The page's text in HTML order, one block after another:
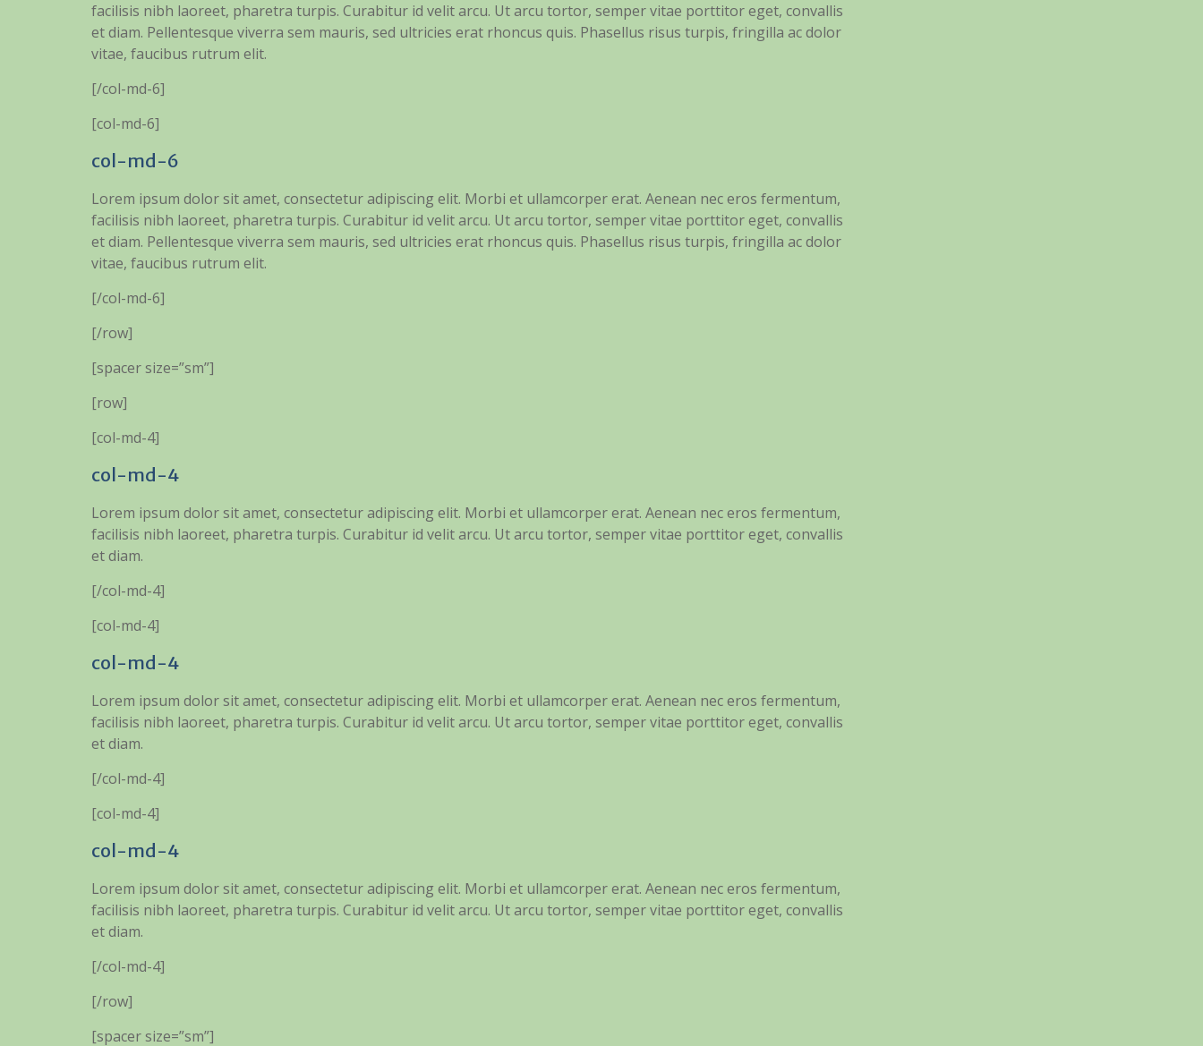
facilisis nibh laoreet, pharetra turpis. Curabitur id velit arcu. Ut arcu tortor, semper vitae porttitor eget, convallis
et diam. Pellentesque viverra sem mauris, sed ultricies erat rhoncus quis. Phasellus risus turpis, fringilla ac dolor
vitae, faucibus rutrum elit.
[/col-md-6]
[col-md-6]
col-md-6
Lorem ipsum dolor sit amet, consectetur adipiscing elit. Morbi et ullamcorper erat. Aenean nec eros fermentum,
facilisis nibh laoreet, pharetra turpis. Curabitur id velit arcu. Ut arcu tortor, semper vitae porttitor eget, convallis
et diam. Pellentesque viverra sem mauris, sed ultricies erat rhoncus quis. Phasellus risus turpis, fringilla ac dolor
vitae, faucibus rutrum elit.
[/col-md-6]
[/row]
[spacer size=”sm”]
[row]
[col-md-4]
col-md-4
Lorem ipsum dolor sit amet, consectetur adipiscing elit. Morbi et ullamcorper erat. Aenean nec eros fermentum,
facilisis nibh laoreet, pharetra turpis. Curabitur id velit arcu. Ut arcu tortor, semper vitae porttitor eget, convallis
et diam.
[/col-md-4]
[col-md-4]
col-md-4
Lorem ipsum dolor sit amet, consectetur adipiscing elit. Morbi et ullamcorper erat. Aenean nec eros fermentum,
facilisis nibh laoreet, pharetra turpis. Curabitur id velit arcu. Ut arcu tortor, semper vitae porttitor eget, convallis
et diam.
[/col-md-4]
[col-md-4]
col-md-4
Lorem ipsum dolor sit amet, consectetur adipiscing elit. Morbi et ullamcorper erat. Aenean nec eros fermentum,
facilisis nibh laoreet, pharetra turpis. Curabitur id velit arcu. Ut arcu tortor, semper vitae porttitor eget, convallis
et diam.
[/col-md-4]
[/row]
[spacer size=”sm”]